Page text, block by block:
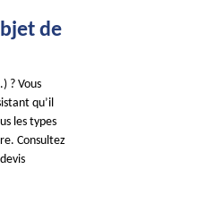
de
? Vous
qu’il
les types
Consultez